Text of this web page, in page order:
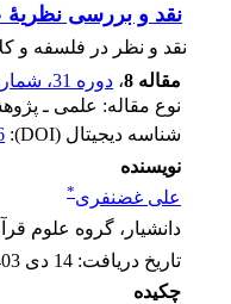
نقد و بررسی نظریۀ
نقد و نظر در فلسفه و
مقاله 8
، دوره 31، شماره 121
نوع مقاله: علمی ـ
شناسه دیجیتال (DOI):
نویسنده
علی غضنفری*
دانشیار، گروه علوم
تاریخ دریافت: 14 دی 1403
چکیده